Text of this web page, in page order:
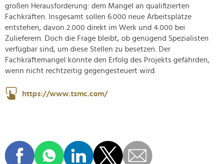
großen Herausforderung: dem Mangel an qualifizierten
Fachkräften. Insgesamt sollen 6.000 neue Arbeitsplätze
entstehen, davon 2.000 direkt im Werk und 4.000 bei
Zulieferern. Doch die Frage bleibt, ob genügend Spezialisten
verfügbar sind, um diese Stellen zu besetzen. Der
Fachkräftemangel könnte den Erfolg des Projekts gefährden,
wenn nicht rechtzeitig gegengesteuert wird.
https://www.tsmc.com/